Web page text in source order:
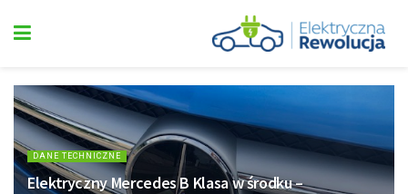
DANE TECHNICZNE
Elektryczny Mercedes B Klasa w środku –